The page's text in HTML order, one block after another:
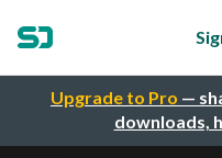
Upgrade to Pro —
downloads,